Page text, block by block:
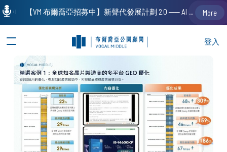
登入
【VM 布爾喬亞招募中】新聲代發展計劃 2.0 ── AI PR 人才加速養成計劃（歡迎「應屆畢業生」、「一年以下相關 / 三年以下非相關經驗工作者」申請加入） More